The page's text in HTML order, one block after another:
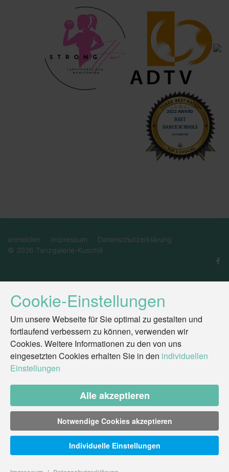
anmelden Impressum
Datenschutzerklärung
© 2026 Tanzgalerie-Kuschill
Cookie-Einstellungen
Um unsere Webseite für Sie optimal zu gestalten und
fortlaufend verbessern zu können, verwenden wir
Cookies. Weitere Informationen zu den von uns
eingesetzten Cookies erhalten Sie in den individuellen
Einstellungen
Alle akzeptieren
Notwendige Cookies akzeptieren
Individuelle Einstellungen